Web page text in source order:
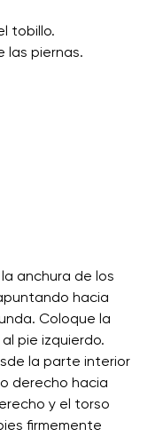
tobillo.
las piernas.
anchura de los
hacia
Coloque la
pie izquierdo.
la parte interior
derecho hacia
y el torso
firmemente